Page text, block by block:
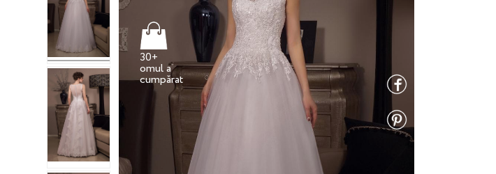
30+
omul a
cumpărat